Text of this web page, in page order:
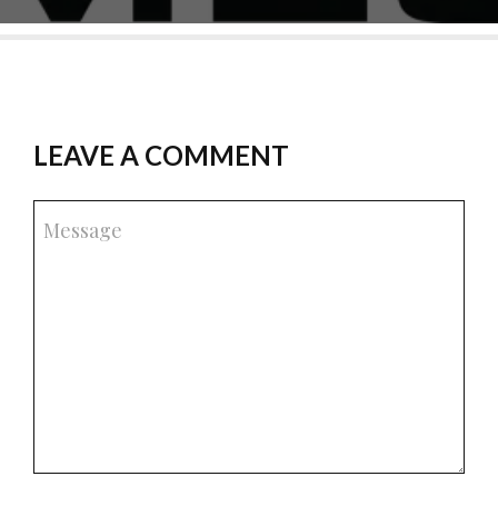
LEAVE A COMMENT